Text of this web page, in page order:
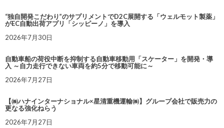
“独自開発こだわり”のサプリメントでD2C展開する「ウェルモット製薬」
がEC自動出荷アプリ「シッピーノ」を導入
2026年7月30日
自動車船の荷役中断を抑制する自動車移動用「スケーター」を開発・導
入 ～自力走行できない車両を約5分で移動可能に～
2026年7月27日
【㈱ハナインターナショナル×星清重機運輸㈱】グループ会社で販売力の
更なる強化ねらう
2026年7月27日